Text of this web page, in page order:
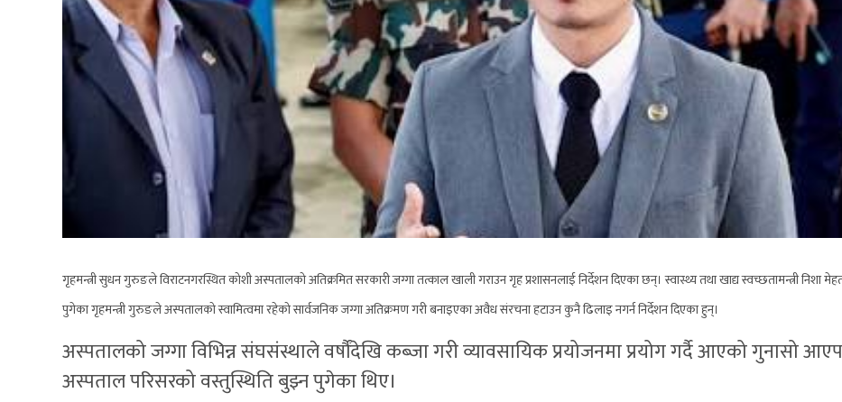
गृहमन्त्री सुधन गुरुङले विराटनगरस्थित कोशी अस्पतालको अतिक्रमित सरकारी जग्गा तत्काल खाली गराउन गृह प्रशासनलाई निर्देशन दिएका छन्। स्वास्थ्य तथा खाद्य स्वच्छतामन्त्री
पुगेका गृहमन्त्री गुरुङले अस्पतालको स्वामित्वमा रहेको सार्वजनिक जग्गा अतिक्रमण गरी बनाइएका अवैध संरचना हटाउन कुनै ढिलाइ नगर्न निर्देशन दिएका हुन्।
अस्पतालको जग्गा विभिन्न संघसंस्थाले वर्षौंदेखि कब्जा गरी व्यावसायिक प्रयोजनमा प्रयोग गर्दै आएको गुनासो
अस्पताल परिसरको वस्तुस्थिति बुझ्न पुगेका थिए।